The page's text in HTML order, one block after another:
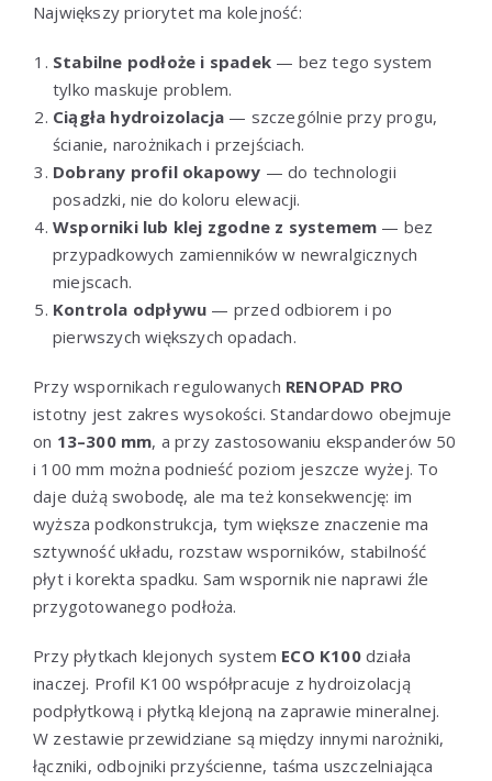
Największy priorytet ma kolejność:
Stabilne podłoże i spadek — bez tego system
tylko maskuje problem.
Ciągła hydroizolacja — szczególnie przy progu,
ścianie, narożnikach i przejściach.
Dobrany profil okapowy — do technologii
posadzki, nie do koloru elewacji.
Wsporniki lub klej zgodne z systemem — bez
przypadkowych zamienników w newralgicznych
miejscach.
Kontrola odpływu — przed odbiorem i po
pierwszych większych opadach.
Przy wspornikach regulowanych RENOPAD PRO
istotny jest zakres wysokości. Standardowo obejmuje
on 13–300 mm, a przy zastosowaniu ekspanderów 50
i 100 mm można podnieść poziom jeszcze wyżej. To
daje dużą swobodę, ale ma też konsekwencję: im
wyższa podkonstrukcja, tym większe znaczenie ma
sztywność układu, rozstaw wsporników, stabilność
płyt i korekta spadku. Sam wspornik nie naprawi źle
przygotowanego podłoża.
Przy płytkach klejonych system ECO K100działa
inaczej. Profil K100 współpracuje z hydroizolacją
podpłytkową i płytką klejoną na zaprawie mineralnej.
W zestawie przewidziane są między innymi narożniki,
łączniki, odbojniki przyścienne, taśma uszczelniająca